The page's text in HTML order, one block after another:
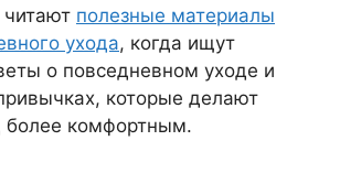
читают полезные материалы
ухода, когда ищут
о повседневном уходе и
которые делают
комфортным.